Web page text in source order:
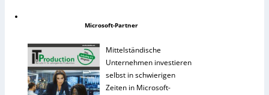
Microsoft-Partner
Mittelständische
Unternehmen investieren
selbst in schwierigen
Zeiten in Microsoft-